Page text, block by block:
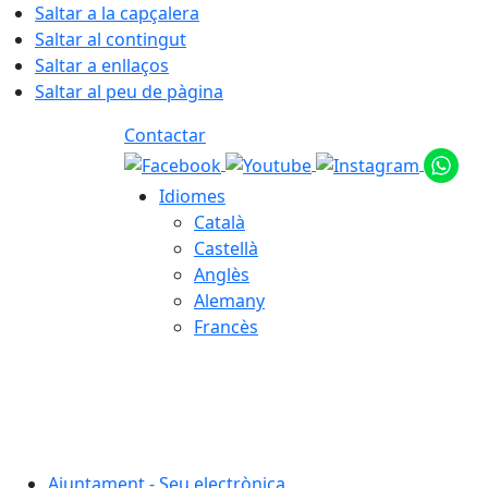
Saltar a la capçalera
Saltar al contingut
Saltar a enllaços
Saltar al peu de pàgina
Contactar
Idiomes
Català
Castellà
Anglès
Alemany
Francès